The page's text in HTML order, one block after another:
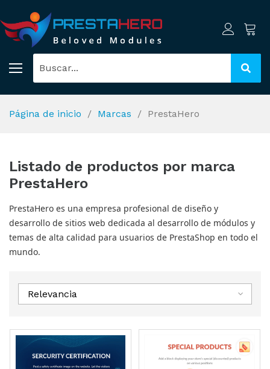
Página de inicio Marcas PrestaHero
Listado de productos por marca
PrestaHero
PrestaHero es una empresa profesional de diseño y
desarrollo de sitios web dedicada al desarrollo de módulos y
temas de alta calidad para usuarios de PrestaShop en todo el
mundo.
Relevancia